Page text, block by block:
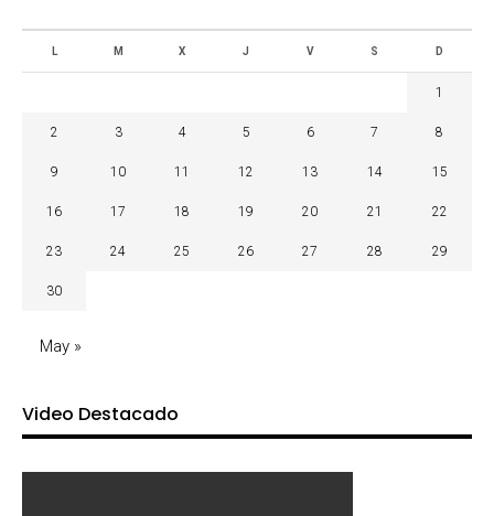
L M X J V S D
1
2 3 4 5 6 7 8
9 10 11 12 13 14 15
16 17 18 19 20 21 22
23 24 25 26 27 28 29
30
May »
Video Destacado